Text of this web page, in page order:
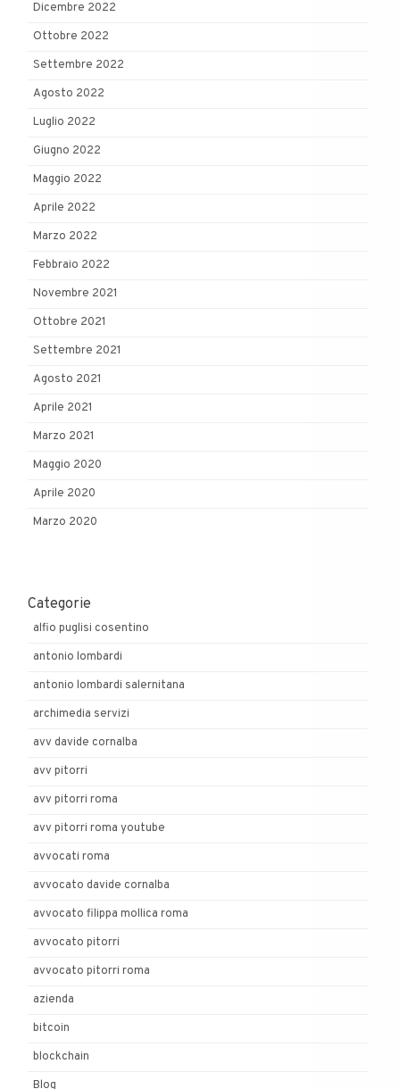
Dicembre 2022
Ottobre 2022
Settembre 2022
Agosto 2022
Luglio 2022
Giugno 2022
Maggio 2022
Aprile 2022
Marzo 2022
Febbraio 2022
Novembre 2021
Ottobre 2021
Settembre 2021
Agosto 2021
Aprile 2021
Marzo 2021
Maggio 2020
Aprile 2020
Marzo 2020
Categorie
alfio puglisi cosentino
antonio lombardi
antonio lombardi salernitana
archimedia servizi
avv davide cornalba
avv pitorri
avv pitorri roma
avv pitorri roma youtube
avvocati roma
avvocato davide cornalba
avvocato filippa mollica roma
avvocato pitorri
avvocato pitorri roma
azienda
bitcoin
blockchain
Blog